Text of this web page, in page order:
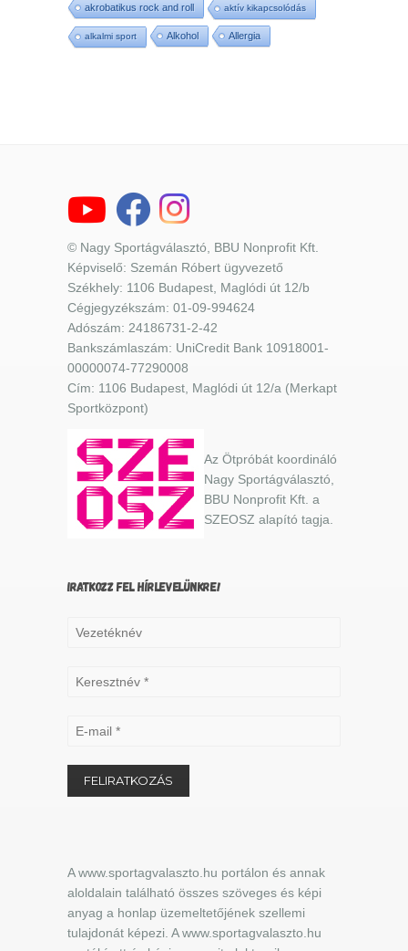
akrobatikus rock and roll aktív kikapcsolódás
alkalmi sport Alkohol Allergia
© Nagy Sportágválasztó, BBU Nonprofit Kft.
Képviselő: Szemán Róbert ügyvezető
Székhely: 1106 Budapest, Maglódi út 12/b
Cégjegyzékszám: 01-09-994624
Adószám: 24186731-2-42
Bankszámlaszám: UniCredit Bank 10918001-
00000074-77290008
Cím: 1106 Budapest, Maglódi út 12/a (Merkapt
Sportközpont)
Az Ötpróbát koordináló
Nagy Sportágválasztó,
BBU Nonprofit Kft. a
SZEOSZ alapító tagja.
IRATKOZZ FEL HÍRLEVELÜNKRE!
A www.sportagvalaszto.hu portálon és annak
aloldalain található összes szöveges és képi
anyag a honlap üzemeltetőjének szellemi
tulajdonát képezi. A www.sportagvalaszto.hu